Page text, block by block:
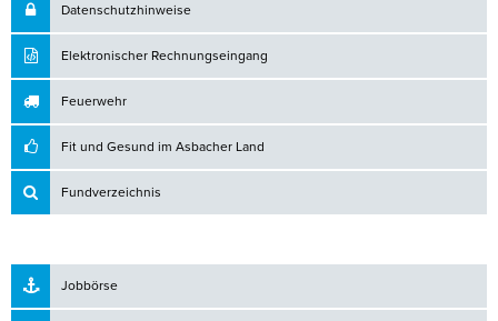
Datenschutzhinweise
Elektronischer Rechnungseingang
Feuerwehr
Fit und Gesund im Asbacher Land
Fundverzeichnis
Jobbörse